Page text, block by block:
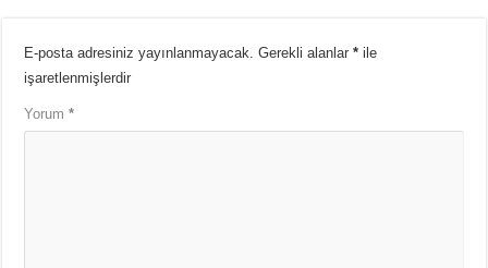
E-posta adresiniz yayınlanmayacak. Gerekli alanlar* ile
işaretlenmişlerdir
Yorum*